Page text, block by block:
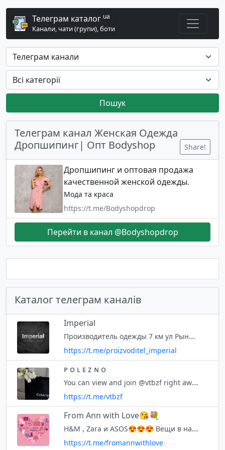
Телеграм каталог ua
Канали, чати (групи), боти
Пошук
Телеграм канал Женская Одежда
Дропшипинг| Опт Bodyshop
Share!
Дропшипинг и оптовая продажа
качественной женской одежды.
Мода та краса
https://t.me/Bodyshopdrop
Перейти в канал @Bodyshopdrop
Каталог телеграм каналів
Imperial
Производитель одежды 7 км ул Рыночная 848 ОПТ от 1 ед.Дропшип. +380967853003 +380666465901 Этот канал создан для сотрудничества с торговыми страницами и оптовыми покупателями,розничными клиентами.🙂
https://t.me/proizvoditel_imperial
ᴘ ᴏ ʟ ᴇ ᴢ ɴ ᴏ
You can view and join @vtbzf right away.
https://t.me/vtbzf
From Ann with Love😘💐
H&M , Zara и ASOS😍😍😍 Вещи в наличии и под заказ ✈️🛍
https://t.me/fromannwithlove